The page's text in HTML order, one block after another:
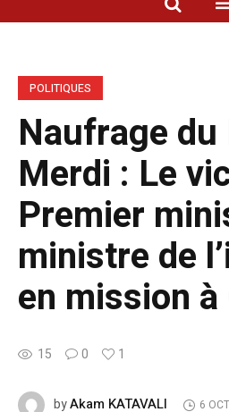
POLITIQUES
Naufrage
Merdi : Le
Premier
ministre de
en mission à
15 0 1
byAkam KATAVALI 6